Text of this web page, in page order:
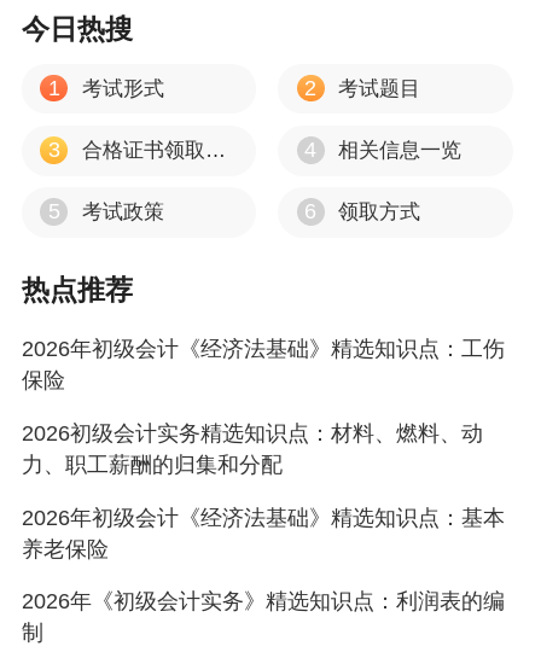
今日热搜
1 考试形式 2 考试题目
3 合格证书领取时间 4 相关信息一览
5 考试政策 6 领取方式
热点推荐
2026年初级会计《经济法基础》精选知识点：工伤
保险
2026初级会计实务精选知识点：材料、燃料、动
力、职工薪酬的归集和分配
2026年初级会计《经济法基础》精选知识点：基本
养老保险
2026年《初级会计实务》精选知识点：利润表的编
制